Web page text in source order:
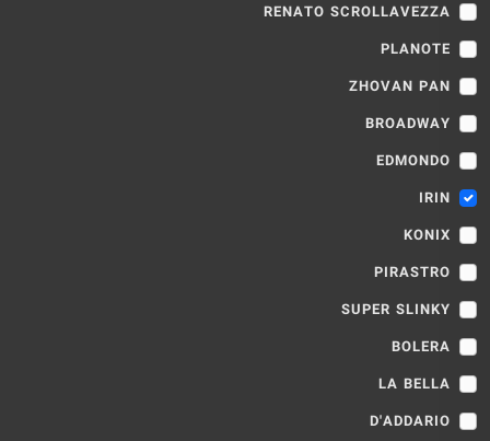
RENATO SCROLLAVEZZA
PLANOTE
ZHOVAN PAN
BROADWAY
EDMONDO
IRIN
KONIX
PIRASTRO
SUPER SLINKY
BOLERA
LA BELLA
D'ADDARIO